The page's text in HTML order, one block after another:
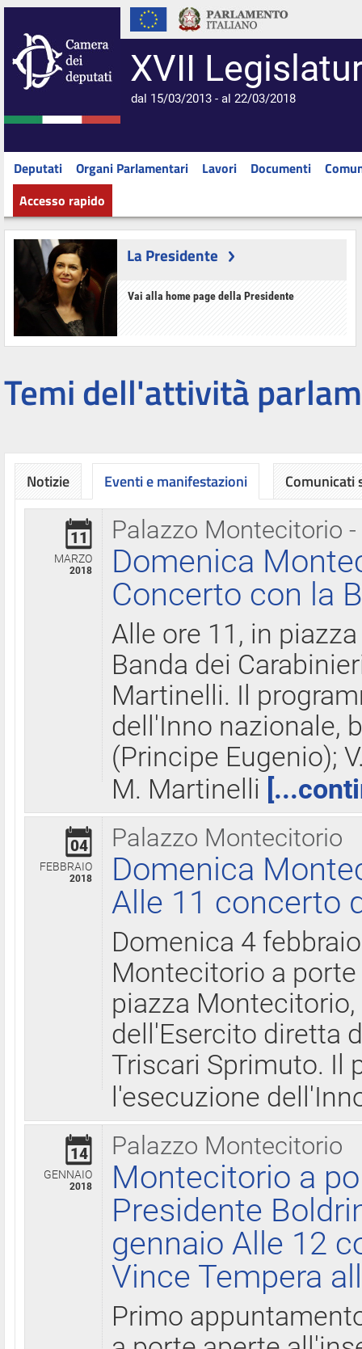
XVII
dal 15/03/2013 - al 22/03/2018
Deputati Organi Parlamentari Lavori Documenti
Accesso rapido
La Presidente
Vai alla home page della Presidente
Temi dell'attività
Notizie Eventi e manifestazioni
Palazzo Montecitorio
11
MARZO
2018
Domenica
Concerto con la
Alle ore 11, in
Banda dei
Martinelli. Il
dell'Inno nazionale,
(Principe Eugenio);
M. Martinelli
Palazzo Montecitorio
04
FEBBRAIO
2018
Domenica
Alle 11 concerto
Domenica 4
Montecitorio a
piazza
dell'Esercito diretta
Triscari Sprimuto. Il
l'esecuzione
Palazzo Montecitorio
14
GENNAIO
2018
Montecitorio a
Presidente
gennaio Alle 12
Vince Tempera
Primo
Comunicati